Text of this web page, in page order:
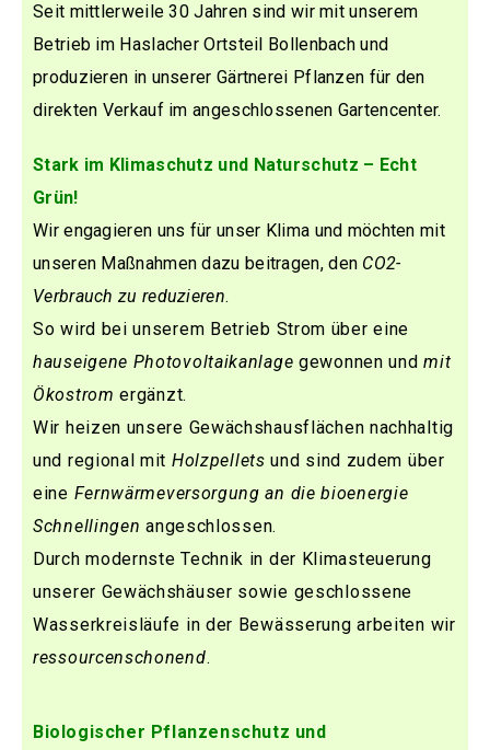
Seit mittlerweile 30 Jahren sind wir mit unserem
Betrieb im Haslacher Ortsteil Bollenbach und
produzieren in unserer Gärtnerei Pflanzen für den
direkten Verkauf im angeschlossenen Gartencenter.
Stark im Klimaschutz und Naturschutz – Echt
Grün!
Wir engagieren uns für unser Klima und möchten mit
unseren Maßnahmen dazu beitragen, den CO2-
Verbrauch zu reduzieren.
So wird bei unserem Betrieb Strom über eine
hauseigene Photovoltaikanlage gewonnen undmit
Ökostrom ergänzt.
Wir heizen unsere Gewächshausflächen nachhaltig
und regional mit Holzpellets und sind zudem über
eine Fernwärmeversorgung an die bioenergie
Schnellingen angeschlossen.
Durch modernste Technik in der Klimasteuerung
unserer Gewächshäuser sowie geschlossene
Wasserkreisläufe in der Bewässerung arbeiten wir
ressourcenschonend.
Biologischer Pflanzenschutz und